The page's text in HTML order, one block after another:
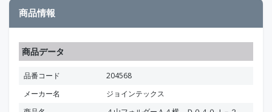
商品情報
商品データ
品番コード
204568
メーカー名
ジョインテックス